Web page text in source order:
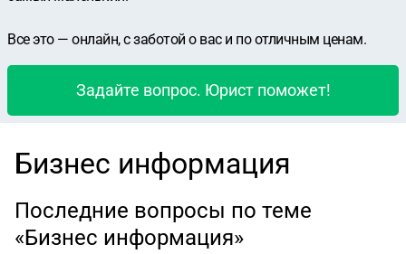
Все это — онлайн, с заботой о вас и по отличным ценам.
Задайте вопрос. Юрист поможет!
Бизнес информация
Последние вопросы по теме
«Бизнес информация»